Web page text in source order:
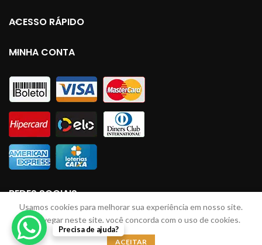
ACESSO RÁPIDO
MINHA CONTA
REDES SOCIAIS
LINHAS JM 2023 Todos direitos reservados. Desenvolvido por: Lucas Braga
Usamos cookies para melhorar sua experiência em nosso site.
Ao navegar neste site, você concorda com o uso de cookies.
ACEITAR
Precisa de ajuda?